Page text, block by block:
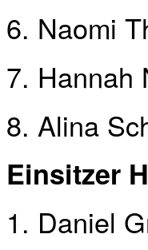
6. Naomi
7. Hannah
8. Alina
Einsitzer
1. Daniel